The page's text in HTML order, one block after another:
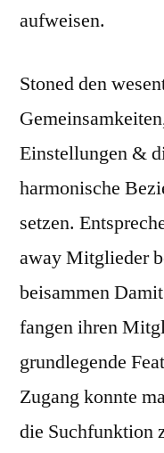
aufweisen.
Stoned den
Einstellungen &
harmonische
setzen.
away Mitglieder
beisammen
fangen ihren
grundlegende
Zugang konnte
die Suchfunktion